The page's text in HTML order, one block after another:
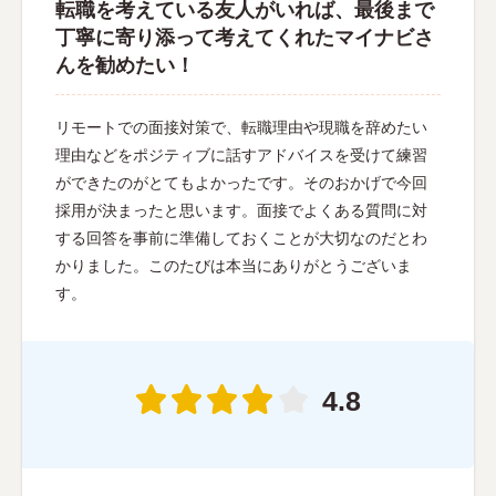
転職を考えている友人がいれば、最後まで
丁寧に寄り添って考えてくれたマイナビさ
んを勧めたい！
リモートでの面接対策で、転職理由や現職を辞めたい
理由などをポジティブに話すアドバイスを受けて練習
ができたのがとてもよかったです。そのおかげで今回
採用が決まったと思います。面接でよくある質問に対
する回答を事前に準備しておくことが大切なのだとわ
かりました。このたびは本当にありがとうございま
す。
4.8